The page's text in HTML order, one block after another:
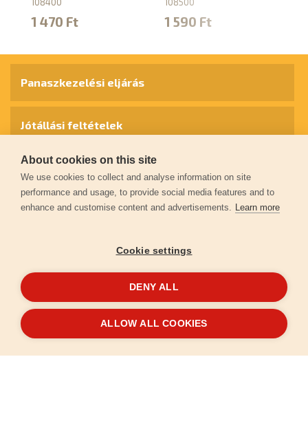
1 470 Ft 1 590 Ft
© 2026extol.hu- Minden jog fenntartva
Panaszkezelési eljárás
Jótállási feltételek
Személyes adatok védelme
Kapcsolat
Garancia regisztráció
LétrehoztaFEO
About cookies on this site
We use cookies to collect and analyse information on site
performance and usage, to provide social media features and to
enhance and customise content and advertisements. Learn more
Cookie settings
DENY ALL
ALLOW ALL COOKIES